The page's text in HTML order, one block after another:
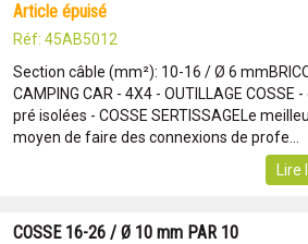
article épuisé
Réf: 45AB5012
Section câble (mm²): 10-16 / Ø 6
CAMPING CAR - 4X4 - OUTILLAGE COSSE
pré isolées - COSSE SERTISSAGELe
moyen de faire des connexions de profe...
COSSE 16-26 / Ø 10 mm PAR 10